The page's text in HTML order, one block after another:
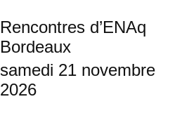
Rencontres d’ENAq
Bordeaux
samedi 21 novembre
2026